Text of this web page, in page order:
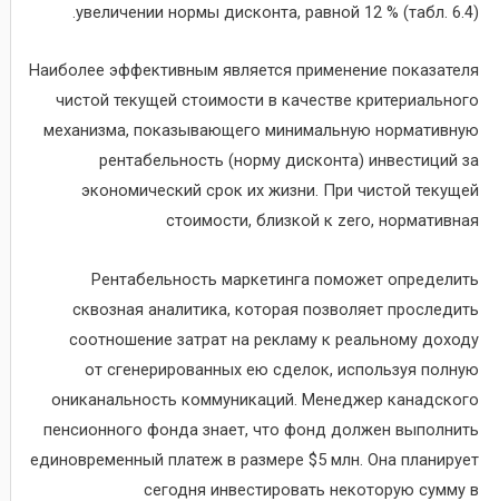
увеличении нормы дисконта, равной 12 % (табл. 6.4).
Наиболее эффективным является применение показателя
чистой текущей стоимости в качестве критериального
механизма, показывающего минимальную нормативную
рентабельность (норму дисконта) инвестиций за
экономический срок их жизни. При чистой текущей
стоимости, близкой к zero, нормативная
Рентабельность маркетинга поможет определить
сквозная аналитика, которая позволяет проследить
соотношение затрат на рекламу к реальному доходу
от сгенерированных ею сделок, используя полную
ониканальность коммуникаций. Менеджер канадского
пенсионного фонда знает, что фонд должен выполнить
единовременный платеж в размере $5 млн. Она планирует
сегодня инвестировать некоторую сумму в